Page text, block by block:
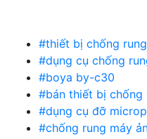
#thiết bị chống
#dụng cụ chống
#boya by-c30
#bán thiết bị chống
#dụng cụ đỡ
#chống rung máy